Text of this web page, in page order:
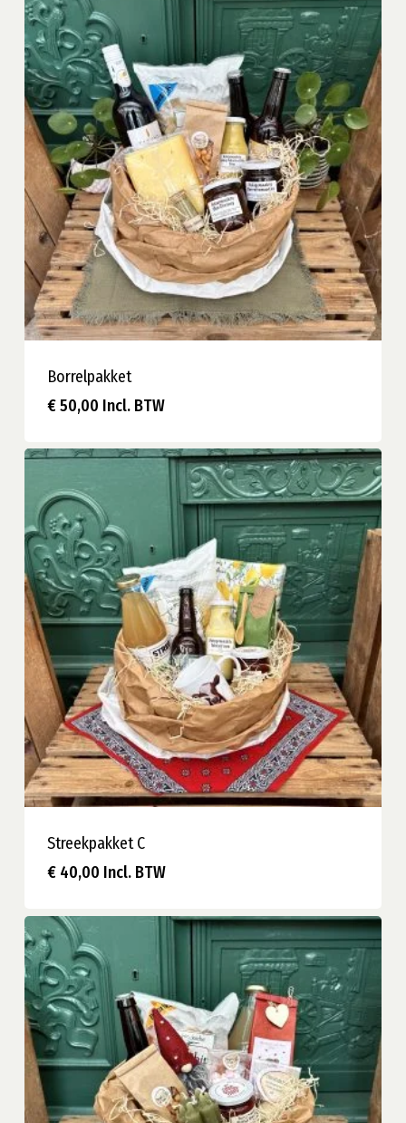
Borrelpakket
€50,00 Incl. BTW
€ 50,00
Streekpakket C
€40,00 Incl. BTW
€ 40,00